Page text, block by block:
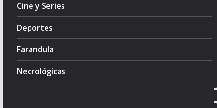
Cine y Series
Deportes
Farandula
Necrológicas